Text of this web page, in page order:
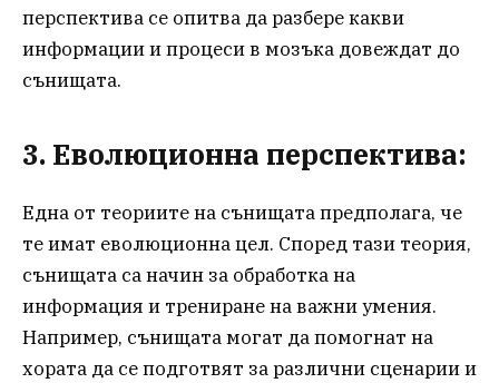
перспектива се опитва да разбере какви
информации и процеси в мозъка довеждат до
сънищата.
3. Еволюционна перспектива:
Една от теориите на сънищата предполага, че
те имат еволюционна цел. Според тази теория,
сънищата са начин за обработка на
информация и трениране на важни умения.
Например, сънищата могат да помогнат на
хората да се подготвят за различни сценарии и